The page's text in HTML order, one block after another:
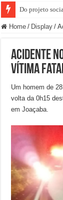
Do projeto
Home / Display /
Acidente
vítima
Um homem de
volta da 0h15
em Joaçaba.